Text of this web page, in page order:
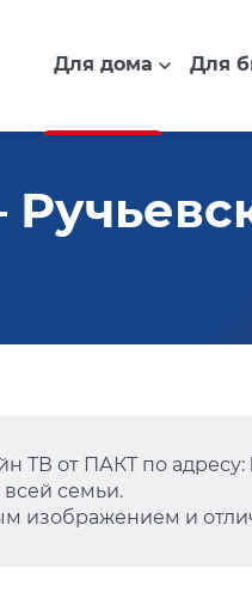
Для дома Для
ТВ от ПАКТ по адресу:
семьи.
изображением и